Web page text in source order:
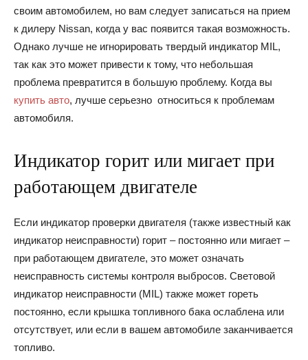
своим автомобилем, но вам следует записаться на прием
к дилеру Nissan, когда у вас появится такая возможность.
Однако лучше не игнорировать твердый индикатор MIL,
так как это может привести к тому, что небольшая
проблема превратится в большую проблему. Когда вы
купить авто, лучше серьезно относиться к проблемам
автомобиля.
Индикатор горит или мигает при
работающем двигателе
Если индикатор проверки двигателя (также известный как
индикатор неисправности) горит – постоянно или мигает –
при работающем двигателе, это может означать
неисправность системы контроля выбросов. Световой
индикатор неисправности (MIL) также может гореть
постоянно, если крышка топливного бака ослаблена или
отсутствует, или если в вашем автомобиле заканчивается
топливо.